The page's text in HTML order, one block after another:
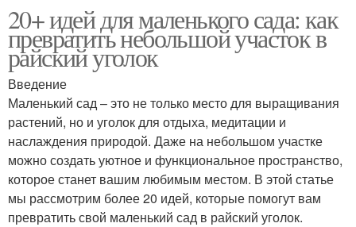
20+ идей для маленького сада: как
превратить небольшой участок в
райский уголок
Введение
Маленький сад – это не только место для выращивания
растений, но и уголок для отдыха, медитации и
наслаждения природой. Даже на небольшом участке
можно создать уютное и функциональное пространство,
которое станет вашим любимым местом. В этой статье
мы рассмотрим более 20 идей, которые помогут вам
превратить свой маленький сад в райский уголок.